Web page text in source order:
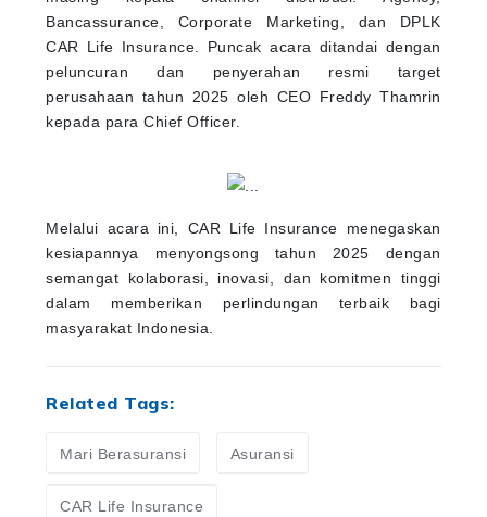
Bancassurance, Corporate Marketing, dan DPLK
CAR Life Insurance. Puncak acara ditandai dengan
peluncuran dan penyerahan resmi target
perusahaan tahun 2025 oleh CEO Freddy Thamrin
kepada para Chief Officer.
Melalui acara ini, CAR Life Insurance menegaskan
kesiapannya menyongsong tahun 2025 dengan
semangat kolaborasi, inovasi, dan komitmen tinggi
dalam memberikan perlindungan terbaik bagi
masyarakat Indonesia.
Related Tags:
Mari Berasuransi Asuransi
CAR Life Insurance